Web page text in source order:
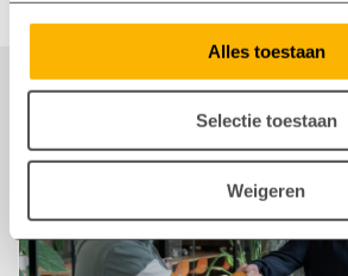
Alles toestaan
Selectie toestaan
Weigeren
Dit maakt voor ons